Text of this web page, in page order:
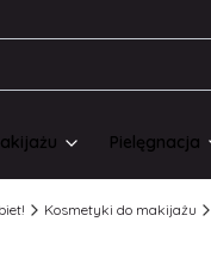
Pielęgnacja
Kosmetyki do makijażu